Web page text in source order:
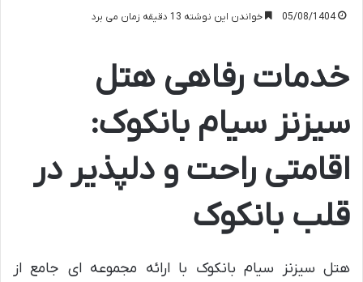
05/08/1404 خواندن این نوشته 13 دقیقه زمان می برد
خدمات رفاهی هتل
سیزنز سیام بانکوک:
اقامتی راحت و دلپذیر در
قلب بانکوک
هتل سیزنز سیام بانکوک با ارائه مجموعه ای جامع از